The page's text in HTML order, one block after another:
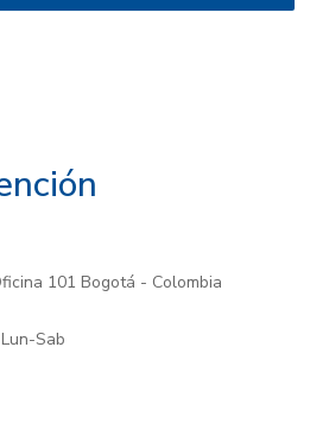
101 Bogotá - Colombia
Sab